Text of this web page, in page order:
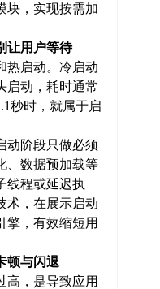
块，实现按需加
让用户等待
启动。冷启动
启动，耗时通常
秒时，就属于启
阶段只做必须
、数据预加载等
线程或延迟执
术，在展示启动
擎，有效缩短用
顿与闪退
，是导致应用